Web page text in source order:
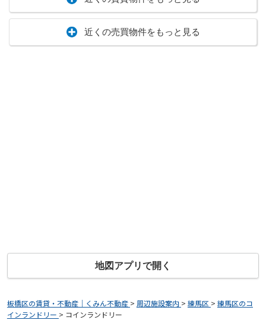
近くの売買物件をもっと見る
地図アプリで開く
板橋区の賃貸・不動産｜くみん不動産 > 周辺施設案内 > 練馬区 > 練馬区のコ
インランドリー > コインランドリー